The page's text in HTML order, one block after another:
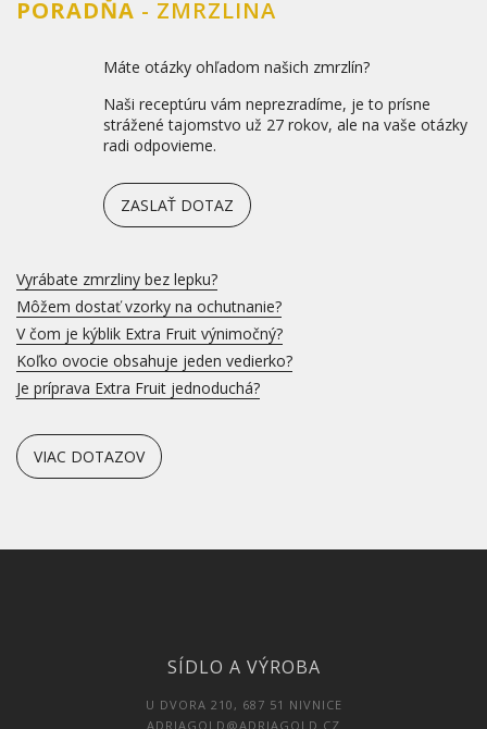
PORADŇA - ZMRZLINA
Máte otázky ohľadom našich zmrzlín?
Naši receptúru vám neprezradíme, je to prísne
strážené tajomstvo už 27 rokov, ale na vaše otázky
radi odpovieme.
ZASLAŤ DOTAZ
Vyrábate zmrzliny bez lepku?
Môžem dostať vzorky na ochutnanie?
V čom je kýblik Extra Fruit výnimočný?
Koľko ovocie obsahuje jeden vedierko?
Je príprava Extra Fruit jednoduchá?
VIAC DOTAZOV
SÍDLO A VÝROBA
U DVORA 210, 687 51 NIVNICE
ADRIAGOLD@ADRIAGOLD.CZ